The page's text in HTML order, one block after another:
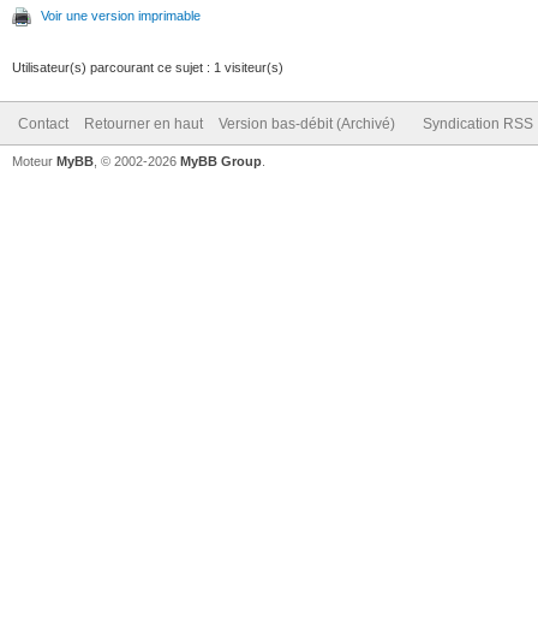
Voir une version imprimable
Utilisateur(s) parcourant ce sujet : 1 visiteur(s)
Contact Retourner en haut Version bas-débit (Archivé) Syndication RSS
Moteur MyBB , © 2002-2026 MyBB Group